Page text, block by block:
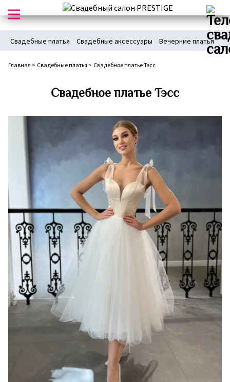
Свадебные платья Свадебные аксессуары Вечерние платья
Главная > Свадебные платья > Свадебное платье Тэсс
Свадебное платье Тэсс